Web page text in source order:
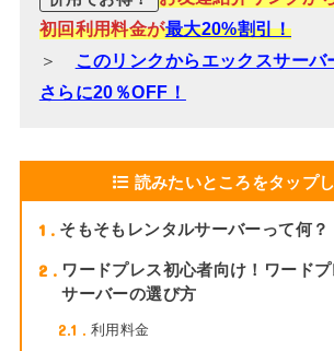
初回利用料金が最大20%割引！
＞
このリンクからエックスサーバ
さらに20％OFF！
読みたいところをタップ
1 そもそもレンタルサーバーって何？
2
ワードプレス初心者向け！ワード
サーバーの選び方
2.1 利用料金